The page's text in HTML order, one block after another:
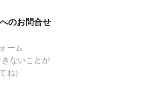
フトボール
フトボール「おぼんこ
ーシア歴：1991年から31年目 タ
：2001年から21年目
のお問合せ
ーム
ないことが
ね)